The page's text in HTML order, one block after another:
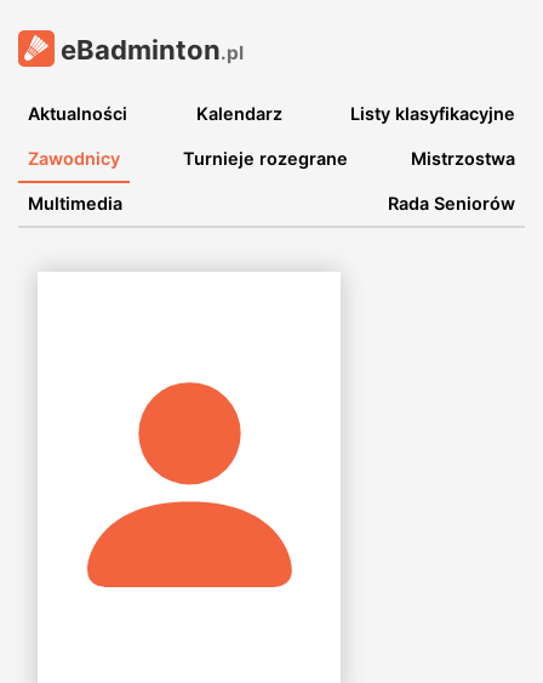
eBadminton.pl
Aktualności Kalendarz Listy klasyfikacyjne
Zawodnicy Turnieje rozegrane Mistrzostwa
Multimedia Rada Seniorów